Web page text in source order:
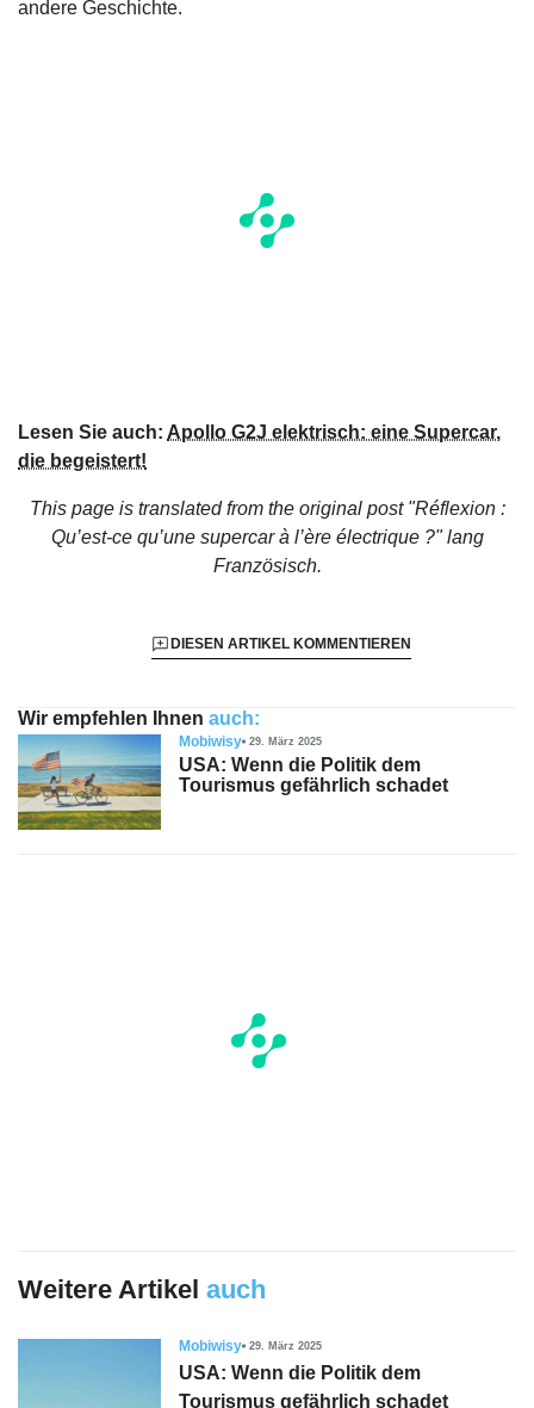
andere Geschichte.
Lesen Sie auch: Apollo G2J elektrisch: eine Supercar,
die begeistert!
This page is translated from the original post "Réflexion :
Qu’est-ce qu’une supercar à l’ère électrique ?"lang
Französisch.
DIESEN ARTIKEL KOMMENTIEREN
Wir empfehlen Ihnen auch:
Mobiwisy 29. März 2025
USA: Wenn die Politik dem
Tourismus gefährlich schadet
Weitere Artikel auch
Mobiwisy 29. März 2025
USA: Wenn die Politik dem
Tourismus gefährlich schadet